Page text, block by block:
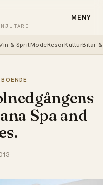
MENY
& SpritModeResorKulturBilar
Spa and